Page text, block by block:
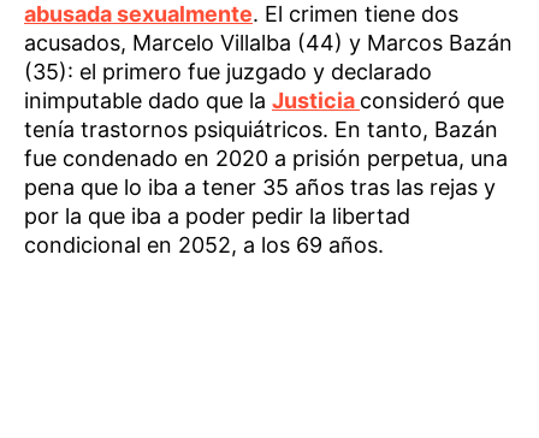
abusada sexualmente. El crimen tiene dos
acusados, Marcelo Villalba (44) y Marcos Bazán
(35): el primero fue juzgado y declarado
inimputable dado que la Justicia consideró que
tenía trastornos psiquiátricos. En tanto, Bazán
fue condenado en 2020 a prisión perpetua, una
pena que lo iba a tener 35 años tras las rejas y
por la que iba a poder pedir la libertad
condicional en 2052, a los 69 años.